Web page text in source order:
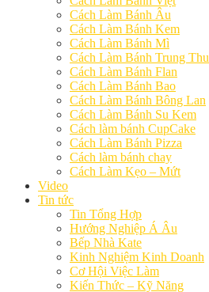
Cách Làm Bánh Âu
Cách Làm Bánh Kem
Cách Làm Bánh Mì
Cách Làm Bánh Trung Thu
Cách Làm Bánh Flan
Cách Làm Bánh Bao
Cách Làm Bánh Bông Lan
Cách Làm Bánh Su Kem
Cách làm bánh CupCake
Cách Làm Bánh Pizza
Cách làm bánh chay
Cách Làm Kẹo – Mứt
Video
Tin tức
Tin Tổng Hợp
Hướng Nghiệp Á Âu
Bếp Nhà Kate
Kinh Nghiệm Kinh Doanh
Cơ Hội Việc Làm
Kiến Thức – Kỹ Năng